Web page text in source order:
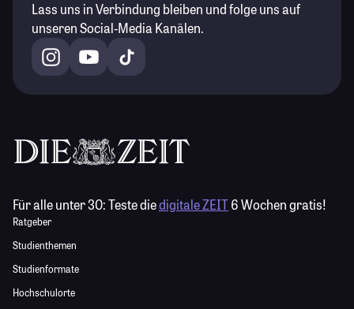
Lass uns in Verbindung bleiben und folge uns auf
unseren Social-Media Kanälen.
Für alle unter 30:Teste diedigitale ZEIT6 Wochen gratis!
Ratgeber
Studienthemen
Studienformate
Hochschulorte